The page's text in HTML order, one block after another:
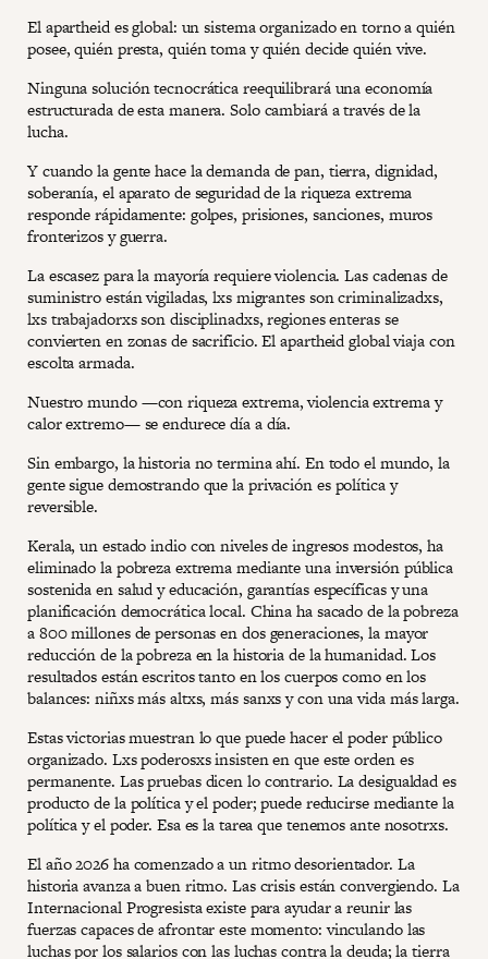
El apartheid es global: un sistema organizado en torno a quién
posee, quién presta, quién toma y quién decide quién vive.
Ninguna solución tecnocrática reequilibrará una economía
estructurada de esta manera. Solo cambiará a través de la
lucha.
Y cuando la gente hace la demanda de pan, tierra, dignidad,
soberanía, el aparato de seguridad de la riqueza extrema
responde rápidamente: golpes, prisiones, sanciones, muros
fronterizos y guerra.
La escasez para la mayoría requiere violencia. Las cadenas de
suministro están vigiladas, lxs migrantes son criminalizadxs,
lxs trabajadorxs son disciplinadxs, regiones enteras se
convierten en zonas de sacrificio. El apartheid global viaja con
escolta armada.
Nuestro mundo —con riqueza extrema, violencia extrema y
calor extremo— se endurece día a día.
Sin embargo, la historia no termina ahí. En todo el mundo, la
gente sigue demostrando que la privación es política y
reversible.
Kerala, un estado indio con niveles de ingresos modestos, ha
eliminado la pobreza extrema mediante una inversión pública
sostenida en salud y educación, garantías específicas y una
planificación democrática local. China ha sacado de la pobreza
a 800 millones de personas en dos generaciones, la mayor
reducción de la pobreza en la historia de la humanidad. Los
resultados están escritos tanto en los cuerpos como en los
balances: niñxs más altxs, más sanxs y con una vida más larga.
Estas victorias muestran lo que puede hacer el poder público
organizado. Lxs poderosxs insisten en que este orden es
permanente. Las pruebas dicen lo contrario. La desigualdad es
producto de la política y el poder; puede reducirse mediante la
política y el poder. Esa es la tarea que tenemos ante nosotrxs.
El año 2026 ha comenzado a un ritmo desorientador. La
historia avanza a buen ritmo. Las crisis están convergiendo. La
Internacional Progresista existe para ayudar a reunir las
fuerzas capaces de afrontar este momento: vinculando las
luchas por los salarios con las luchas contra la deuda; la tierra